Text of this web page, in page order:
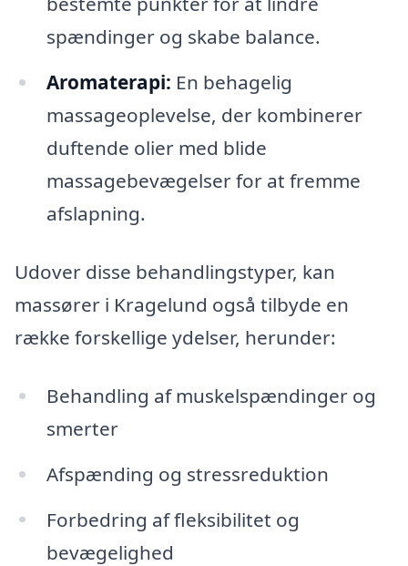
spændinger og skabe balance.
Aromaterapi: En behagelig
massageoplevelse, der kombinerer
duftende olier med blide
massagebevægelser for at fremme
afslapning.
Udover disse behandlingstyper, kan
massører i Kragelund også tilbyde en
række forskellige ydelser, herunder:
Behandling af muskelspændinger og
smerter
Afspænding og stressreduktion
Forbedring af fleksibilitet og
bevægelighed